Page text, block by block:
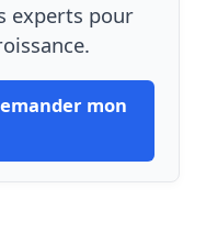
experts pour
mon